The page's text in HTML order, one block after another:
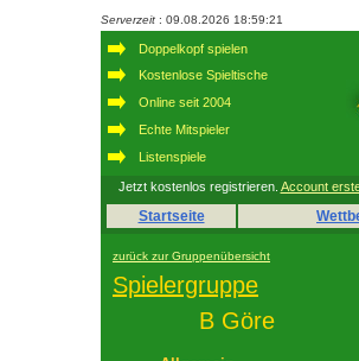
Serverzeit : 09.08.2026 18:59:21
Doppelkopf spielen
Kostenlose Spieltische
Online seit 2004
Echte Mitspieler
Listenspiele
Jetzt kostenlos registrieren. Account
Startseite
zurück zur Gruppenübersicht
Spielergruppe
B Göre